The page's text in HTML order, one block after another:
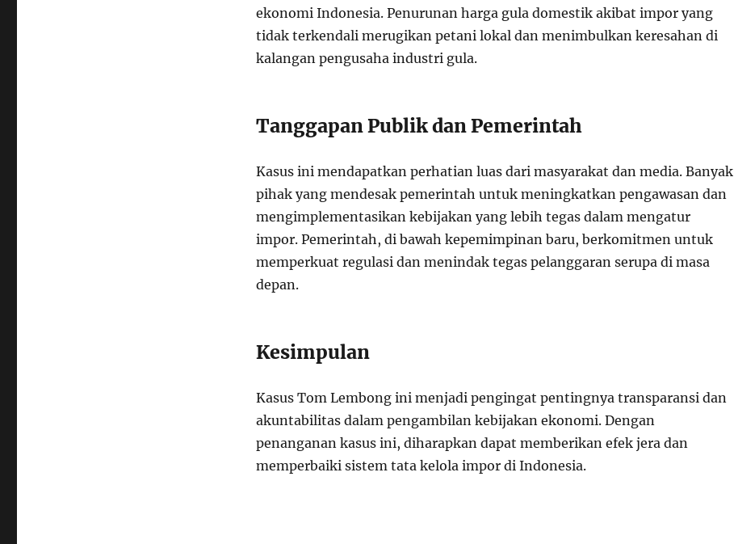
ekonomi Indonesia. Penurunan harga gula domestik akibat impor yang
tidak terkendali merugikan petani lokal dan menimbulkan keresahan di
kalangan pengusaha industri gula.
Tanggapan Publik dan Pemerintah
Kasus ini mendapatkan perhatian luas dari masyarakat dan media. Banyak
pihak yang mendesak pemerintah untuk meningkatkan pengawasan dan
mengimplementasikan kebijakan yang lebih tegas dalam mengatur
impor. Pemerintah, di bawah kepemimpinan baru, berkomitmen untuk
memperkuat regulasi dan menindak tegas pelanggaran serupa di masa
depan.
Kesimpulan
Kasus Tom Lembong ini menjadi pengingat pentingnya transparansi dan
akuntabilitas dalam pengambilan kebijakan ekonomi. Dengan
penanganan kasus ini, diharapkan dapat memberikan efek jera dan
memperbaiki sistem tata kelola impor di Indonesia.